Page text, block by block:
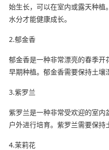
始生长，可以在室内或露天种
水分才能健康成长。
2.郁金香
郁金香是一种非常漂亮的春季
早期种植。郁金香需要保持土壤
3.紫罗兰
紫罗兰是一种非常受欢迎的室
户外进行培育。紫罗兰需要保持
4.茉莉花